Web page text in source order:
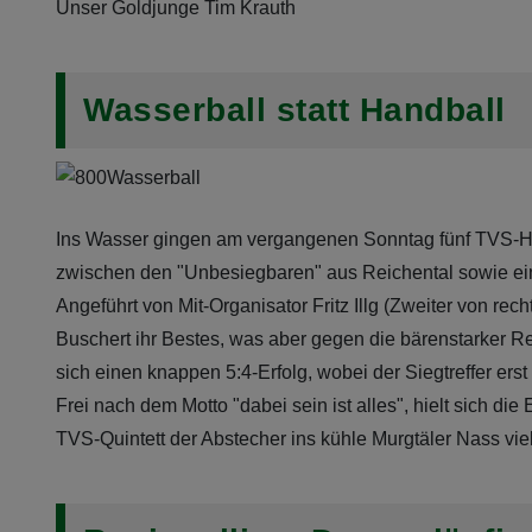
Unser Goldjunge Tim Krauth
Wasserball statt Handball
Ins Wasser gingen am vergangenen Sonntag fünf
zwischen den "Unbesiegbaren" aus Reichental sowie
Angeführt von Mit-Organisator Fritz Illg (Zweiter von
Buschert ihr Bestes, was aber gegen die bärenstarker
sich einen knappen 5:4-Erfolg, wobei der Siegtreffer
Frei nach dem Motto "dabei sein ist alles", hielt sich
TVS-Quintett der Abstecher ins kühle Murgtäler Nass